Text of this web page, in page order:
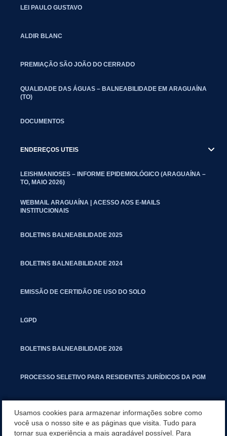
LEI PAULO GUSTAVO
ALDIR BLANC
PREMIAÇÃO SÃO JOÃO DO CERRADO
QUALIDADE DAS ÁGUAS – BALNEABILIDADE EM ARAGUAÍNA
(TO)
DOCUMENTOS
ENDEREÇOS UTEIS
LEISHMANIOSES – INFORME EPIDEMIOLÓGICO (ARAGUAÍNA –
TO, MAIO 2026)
WEBMAIL ARAGUAÍNA | ACESSO AOS E-MAILS
INSTITUCIONAIS
BOLETINS BALNEABILIDADE 2025
BOLETINS BALNEABILIDADE 2024
EMISSÃO DE CERTIDÃO DE USO DO SOLO
LGPD
BOLETINS BALNEABILIDADE 2026
PROCESSO SELETIVO PARA RESIDENTES JURÍDICOS DA PGM
MANUAL DE PROCEDIMENTOS IMOBILIÁRIOS SEINFRA
Usamos cookies para armazenar informações sobre como
você usa o nosso site e as páginas que visita. Tudo para
tornar sua experiência a mais agradável possível. Para